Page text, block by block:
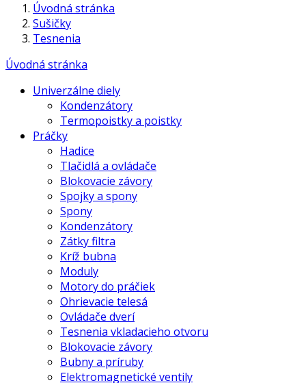
Úvodná stránka
Sušičky
Tesnenia
Úvodná stránka
Univerzálne diely
Kondenzátory
Termopoistky a poistky
Práčky
Hadice
Tlačidlá a ovládače
Blokovacie závory
Spojky a spony
Spony
Kondenzátory
Zátky filtra
Kríž bubna
Moduly
Motory do práčiek
Ohrievacie telesá
Ovládače dverí
Tesnenia vkladacieho otvoru
Blokovacie závory
Bubny a príruby
Elektromagnetické ventily